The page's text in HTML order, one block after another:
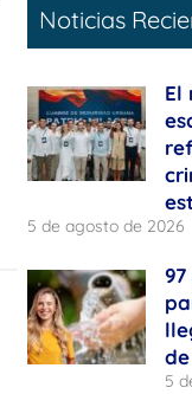
Noticias
El
5 de agosto de 2026
5